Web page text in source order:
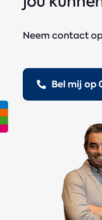
Neem contact
Bel mij op